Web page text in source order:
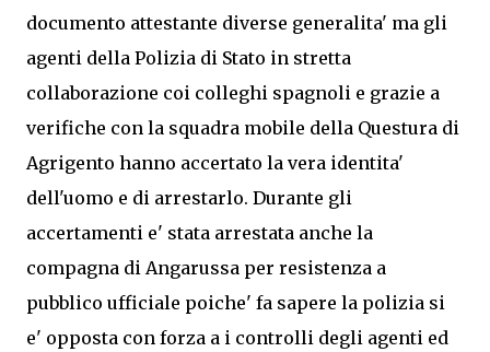
documento attestante diverse generalita' ma gli
agenti della Polizia di Stato in stretta
collaborazione coi colleghi spagnoli e grazie a
verifiche con la squadra mobile della Questura di
Agrigento hanno accertato la vera identita'
dell'uomo e di arrestarlo. Durante gli
accertamenti e' stata arrestata anche la
compagna di Angarussa per resistenza a
pubblico ufficiale poiche' fa sapere la polizia si
e' opposta con forza a i controlli degli agenti ed